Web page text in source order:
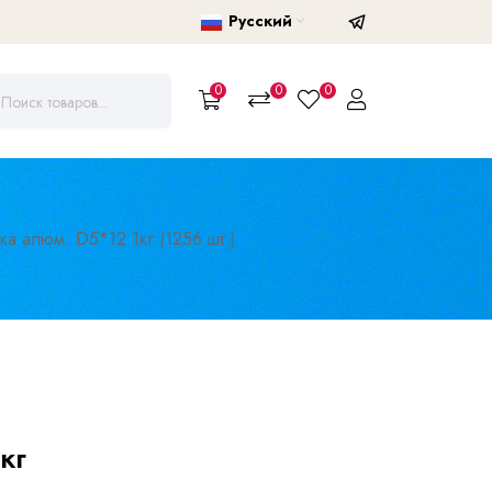
Русский
0 0 0
алюм. D5*12 1кг (1256 шт.)